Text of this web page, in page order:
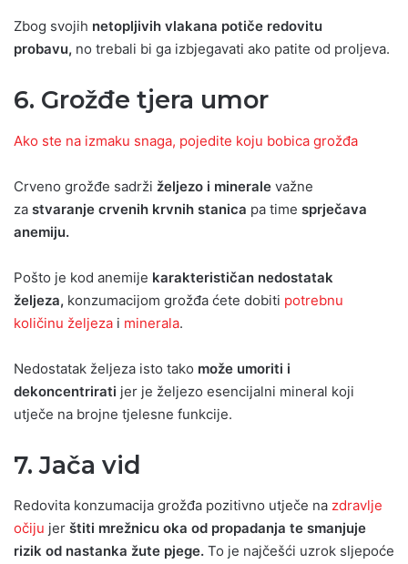
Zbog svojih netopljivih vlakana potiče redovitu
probavu, no trebali bi ga izbjegavati ako patite od proljeva.
6. Grožđe tjera umor
Ako ste na izmaku snaga, pojedite koju bobica grožđa
Crveno grožđe sadrži željezo i minerale važne
za stvaranje crvenih krvnih stanica pa time sprječava
anemiju.
Pošto je kod anemije karakterističan nedostatak
željeza, konzumacijom grožđa ćete dobiti potrebnu
količinu željeza i minerala.
Nedostatak željeza isto tako može umoriti i
dekoncentrirati jer je željezo esencijalni mineral koji
utječe na brojne tjelesne funkcije.
7. Jača vid
Redovita konzumacija grožđa pozitivno utječe na zdravlje
očiju jer štiti mrežnicu oka od propadanja te smanjuje
rizik od nastanka žute pjege. To je najčešći uzrok sljepoće